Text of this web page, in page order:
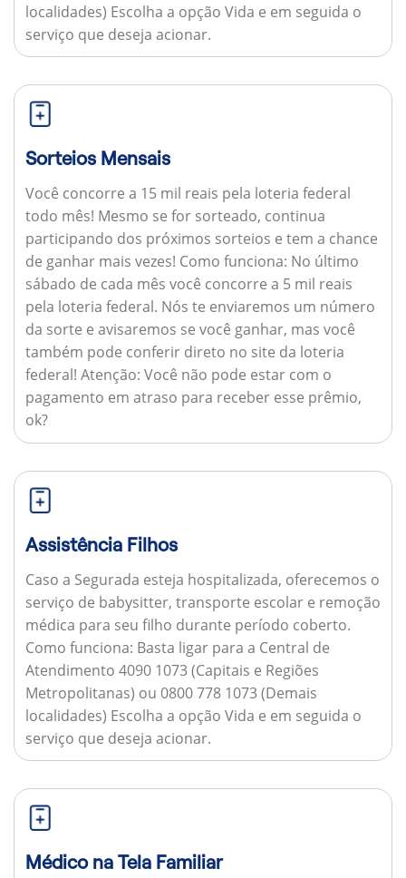
localidades) Escolha a opção Vida e em seguida o
serviço que deseja acionar.
Sorteios Mensais
Você concorre a 15 mil reais pela loteria federal
todo mês! Mesmo se for sorteado, continua
participando dos próximos sorteios e tem a chance
de ganhar mais vezes! Como funciona: No último
sábado de cada mês você concorre a 5 mil reais
pela loteria federal. Nós te enviaremos um número
da sorte e avisaremos se você ganhar, mas você
também pode conferir direto no site da loteria
federal! Atenção: Você não pode estar com o
pagamento em atraso para receber esse prêmio,
ok?
Assistência Filhos
Caso a Segurada esteja hospitalizada, oferecemos o
serviço de babysitter, transporte escolar e remoção
médica para seu filho durante período coberto.
Como funciona: Basta ligar para a Central de
Atendimento 4090 1073 (Capitais e Regiões
Metropolitanas) ou 0800 778 1073 (Demais
localidades) Escolha a opção Vida e em seguida o
serviço que deseja acionar.
Médico na Tela Familiar